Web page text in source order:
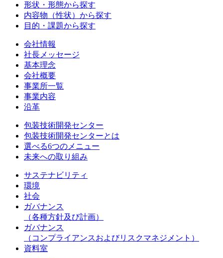
形状・形態から探す
内容物（性状）から探す
目的・課題から探す
会社情報
社長メッセージ
基本理念
会社概要
事業所一覧
事業内容
沿革
包装技術開発センター
包装技術開発センターとは
選べる6つのメニュー
未来への取り組み
サステナビリティ
環境
社会
ガバナンス
（各種方針及び計画）
ガバナンス
（コンプライアンスおよびリスクマネジメント）
資料室